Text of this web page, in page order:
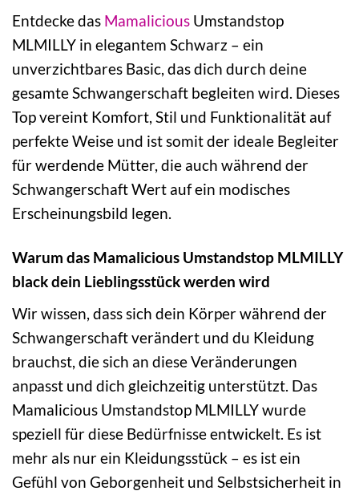
Entdecke das Mamalicious Umstandstop
MLMILLY in elegantem Schwarz – ein
unverzichtbares Basic, das dich durch deine
gesamte Schwangerschaft begleiten wird. Dieses
Top vereint Komfort, Stil und Funktionalität auf
perfekte Weise und ist somit der ideale Begleiter
für werdende Mütter, die auch während der
Schwangerschaft Wert auf ein modisches
Erscheinungsbild legen.
Warum das Mamalicious Umstandstop MLMILLY
black dein Lieblingsstück werden wird
Wir wissen, dass sich dein Körper während der
Schwangerschaft verändert und du Kleidung
brauchst, die sich an diese Veränderungen
anpasst und dich gleichzeitig unterstützt. Das
Mamalicious Umstandstop MLMILLY wurde
speziell für diese Bedürfnisse entwickelt. Es ist
mehr als nur ein Kleidungsstück – es ist ein
Gefühl von Geborgenheit und Selbstsicherheit in